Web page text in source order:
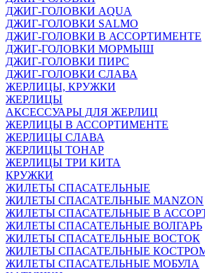
ДЖИГ-ГОЛОВКИ AQUA
ДЖИГ-ГОЛОВКИ SALMO
ДЖИГ-ГОЛОВКИ В АССОРТИМЕНТЕ
ДЖИГ-ГОЛОВКИ МОРМЫШ
ДЖИГ-ГОЛОВКИ ПИРС
ДЖИГ-ГОЛОВКИ СЛАВА
ЖЕРЛИЦЫ, КРУЖКИ
ЖЕРЛИЦЫ
АКСЕССУАРЫ ДЛЯ ЖЕРЛИЦ
ЖЕРЛИЦЫ В АССОРТИМЕНТЕ
ЖЕРЛИЦЫ СЛАВА
ЖЕРЛИЦЫ ТОНАР
ЖЕРЛИЦЫ ТРИ КИТА
КРУЖКИ
ЖИЛЕТЫ СПАСАТЕЛЬНЫЕ
ЖИЛЕТЫ СПАСАТЕЛЬНЫЕ MANZON
ЖИЛЕТЫ СПАСАТЕЛЬНЫЕ В
ЖИЛЕТЫ СПАСАТЕЛЬНЫЕ ВОЛГАРЬ
ЖИЛЕТЫ СПАСАТЕЛЬНЫЕ ВОСТОК
ЖИЛЕТЫ СПАСАТЕЛЬНЫЕ
ЖИЛЕТЫ СПАСАТЕЛЬНЫЕ МОБУЛА